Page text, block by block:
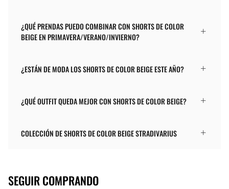
¿QUÉ PRENDAS PUEDO COMBINAR CON SHORTS DE COLOR
BEIGE EN PRIMAVERA/VERANO/INVIERNO?
¿ESTÁN DE MODA LOS SHORTS DE COLOR BEIGE ESTE AÑO?
¿QUÉ OUTFIT QUEDA MEJOR CON SHORTS DE COLOR BEIGE?
COLECCIÓN DE SHORTS DE COLOR BEIGE STRADIVARIUS
SEGUIR COMPRANDO